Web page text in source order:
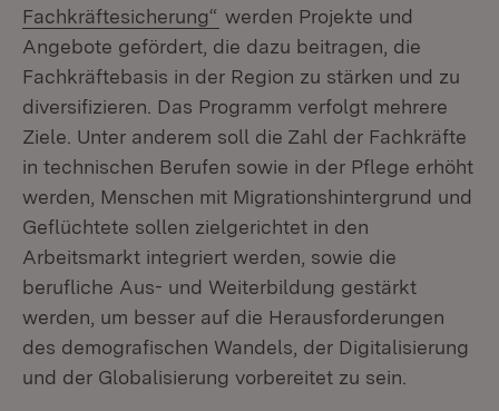
Fachkräftesicherung“ (Öffnet in neuem Fenster)
werden Projekte und
Angebote gefördert, die dazu beitragen, die
Fachkräftebasis in der Region zu stärken und zu
diversifizieren. Das Programm verfolgt mehrere
Ziele. Unter anderem soll die Zahl der Fachkräfte
in technischen Berufen sowie in der Pflege erhöht
werden, Menschen mit Migrationshintergrund und
Geflüchtete sollen zielgerichtet in den
Arbeitsmarkt integriert werden, sowie die
berufliche Aus- und Weiterbildung gestärkt
werden, um besser auf die Herausforderungen
des demografischen Wandels, der Digitalisierung
und der Globalisierung vorbereitet zu sein.